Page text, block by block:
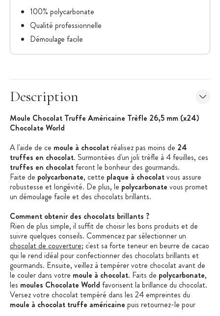
100% polycarbonate
Qualité professionnelle
Démoulage facile
Description
Moule Chocolat Truffe Américaine Trèfle 26,5 mm (x24)
Chocolate World
A l'aide de ce moule à chocolatréalisez pas moins de 24
truffes en chocolat. Surmontées d'un joli trèfle à 4 feuilles, ces
truffes en chocolatferont le bonheur des gourmands.
Faite de polycarbonate, cette plaque à chocolatvous assure
robustesse et longévité. De plus, le polycarbonate vous promet
un démoulage facile et des chocolats brillants.
Comment obtenir des chocolats brillants ?
Rien de plus simple, il suffit de choisir les bons produits et de
suivre quelques conseils. Commencez par sélectionner un
chocolat de couverture; c'est sa forte teneur en beurre de cacao
qui le rend idéal pour confectionner des chocolats brillants et
gourmands. Ensuite, veillez à tempérer votre chocolat avant de
le couler dans votre moule à chocolat. Faits de polycarbonate,
les moules Chocolate World favorisent la brillance du chocolat.
Versez votre chocolat tempéré dans les 24 empreintes du
moule à chocolat truffe américaine puis retournez-le pour